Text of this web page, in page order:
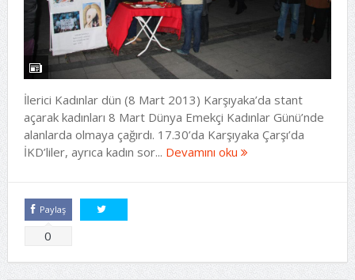
İlerici Kadınlar dün (8 Mart 2013) Karşıyaka’da stant
açarak kadınları 8 Mart Dünya Emekçi Kadınlar Günü’nde
alanlarda olmaya çağırdı. 17.30’da Karşıyaka Çarşı’da
İKD’liler, ayrıca kadın sor... Devamını oku
Paylaş
0